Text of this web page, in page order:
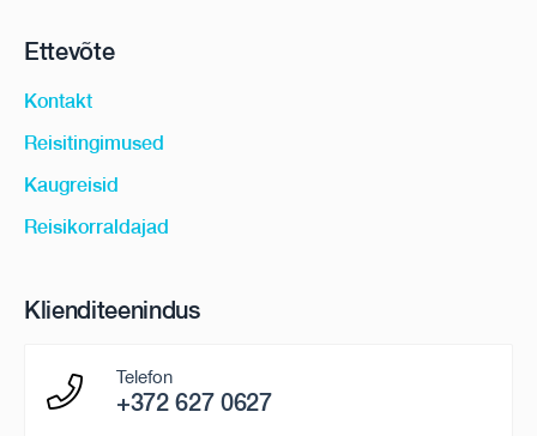
Ettevõte
Kontakt
Reisitingimused
Kaugreisid
Reisikorraldajad
Klienditeenindus
Telefon
+372 627 0627